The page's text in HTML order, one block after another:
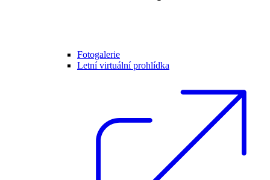
Fotogalerie
Letní virtuální prohlídka